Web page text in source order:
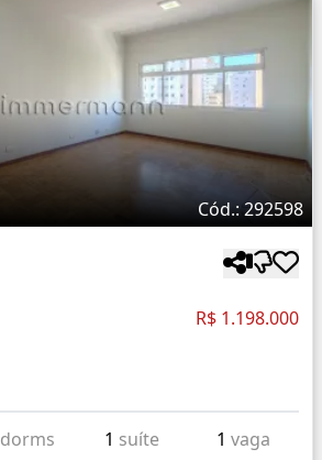
Cód.: 292598
R$ 1.198.000
dorms 1 suíte 1 vaga